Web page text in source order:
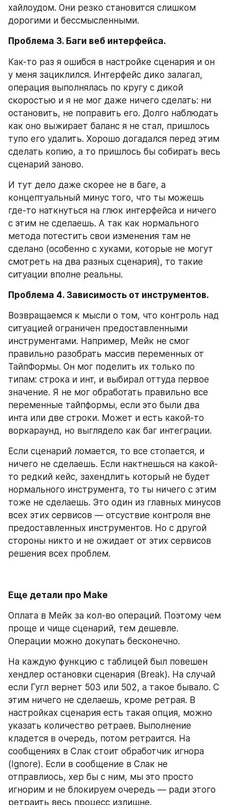
хайлоудом. Они резко становится слишком
дорогими и бессмысленными.
Проблема 3. Баги веб интерфейса.
Как-то раз я ошибся в настройке сценария и он
у меня зациклился. Интерфейс дико залагал,
операция выполнялась по кругу с дикой
скоростью и я не мог даже ничего сделать: ни
остановить, не поправить его. Долго наблюдать
как оно выжирает баланс я не стал, пришлось
тупо его удалить. Хорошо догадался перед этим
сделать копию, а то пришлось бы собирать весь
сценарий заново.
И тут дело даже скорее не в баге, а
концептуальный минус того, что ты можешь
где-то наткнуться на глюк интерфейса и ничего
с этим не сделаешь. А так как нормального
метода потестить свои изменения там не
сделано (особенно с хуками, которые не могут
смотреть на два разных сценария), то такие
ситуации вполне реальны.
Проблема 4. Зависимость от инструментов.
Возвращаемся к мысли о том, что контроль над
ситуацией ограничен предоставленными
инструментами. Например, Мейк не смог
правильно разобрать массив переменных от
ТайпФормы. Он мог поделить их только по
типам: строка и инт, и выбирал оттуда первое
значение. Я не мог обработать правильно все
переменные тайпформы, если это были два
инта или две строки. Может и есть какой-то
воркараунд, но выглядело как баг интеграции.
Если сценарий ломается, то все стопается, и
ничего не сделаешь. Если нактнешься на какой-
то редкий кейс, захендлить который не будет
нормального инструмента, то ты ничего с этим
тоже не сделаешь. Это один из главных минусов
всех этих сервисов — отсуствие контроля вне
предоставленных инструментов. Но с другой
стороны никто и не ожидает от этих сервисов
решения всех проблем.
Еще детали про Make
Оплата в Мейк за кол-во операций. Поэтому чем
проще и чище сценарий, тем дешевле.
Операции можно докупать бесконечно.
На каждую функцию с таблицей был повешен
хендлер остановки сценария (Break). На случай
если Гугл вернет 503 или 502, а такое бывало. С
этим ничего не сделаешь, кроме ретрая. В
настройках сценария есть такая опция, можно
указать количество ретраев. Выполнение
кладется в очередь, потом ретраится. На
сообщениях в Слак стоит обработчик игнора
(Ignore). Если в сообщение в Слак не
отправлиось, хер бы с ним, мы это просто
игнорим и не блокируем очередь — ради этого
ретраить весь процесс излишне.